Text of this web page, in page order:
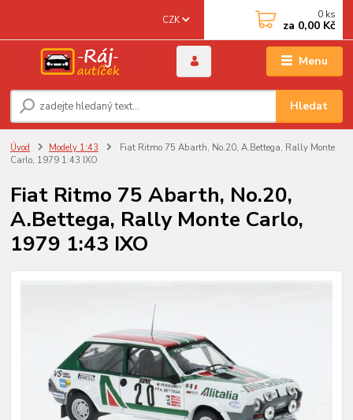
Menu
CZK
Hledat
0 ks
za 0,00 Kč
Úvod Modely 1:43
Fiat Ritmo 75 Abarth, No.20, A.Bettega, Rally Monte
Carlo, 1979 1:43 IXO
Fiat Ritmo 75 Abarth, No.20,
A.Bettega, Rally Monte Carlo,
1979 1:43 IXO